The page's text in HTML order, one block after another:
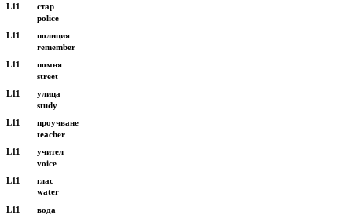
L11
L11
L11
L11
L11
L11
L11
L11
police
remember
street
study
teacher
voice
water
стар
полиция
помня
улица
проучване
учител
глас
вода